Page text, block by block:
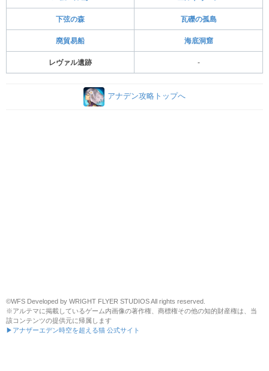
下弦の森 瓦礫の孤島
廃貿易船 海底洞窟
レヴァル遺跡 -
アナデン攻略トップへ
©WFS Developed by WRIGHT FLYER STUDIOS All rights reserved.
※アルテマに掲載しているゲーム内画像の著作権、商標権その他の知的財産権は、当
該コンテンツの提供元に帰属します
▶アナザーエデン時空を超える猫 公式サイト